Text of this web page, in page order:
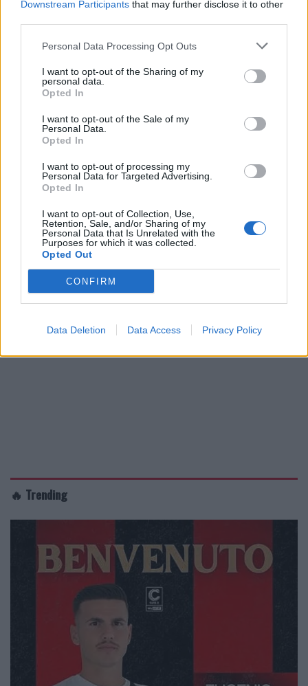
Downstream Participants that may further disclose it to other
Personal Data Processing Opt Outs
I want to opt-out of the Sharing of my
personal data.
Opted In
I want to opt-out of the Sale of my
Personal Data.
Opted In
I want to opt-out of processing my
Personal Data for Targeted Advertising.
Opted In
I want to opt-out of Collection, Use,
Retention, Sale, and/or Sharing of my
Personal Data that Is Unrelated with the
Purposes for which it was collected.
Opted Out
CONFIRM
Data Deletion Data Access Privacy Policy
🔥 Trending